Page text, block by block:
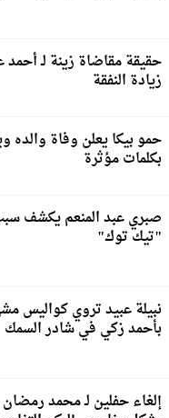
حقيقة مقاضاة زينة لـ
زيادة النفقة
حمو بيكا يعلن وفاة والده
بكلمات مؤثرة
صبري عبد المنعم يكشف
"تيك توك"
نبيلة عبيد تروي كواليس
بأحمد زكي في شادر السمك
إلغاء حفلين لـ محمد